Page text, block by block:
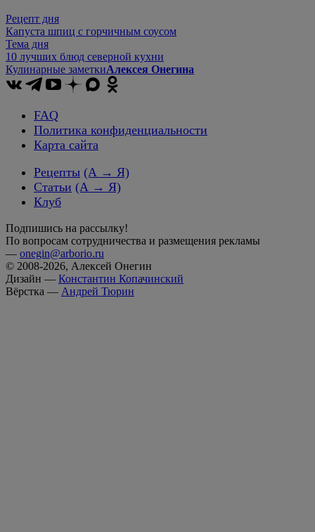
Рецепт дня
Капуста шпиц с горчичным соусом
Тема дня
10 лучших блюд северной кухни
Кулинарные заметкиАлексея Онегина
FAQ
Политика конфиденциальности
Карта сайта
Рецепты (А → Я)
Статьи (А → Я)
Клуб
Подпишись на рассылку!
По вопросам сотрудничества и размещения рекламы
— onegin@arborio.ru
© 2008-2026, Алексей Онегин
Дизайн — Константин Копачинский
Вёрстка — Андрей Тюрин